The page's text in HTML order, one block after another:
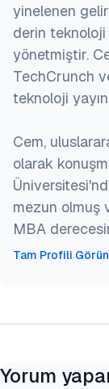
yinelenen
derin
yönetmiştir.
TechCrunch
teknoloji
Cem,
olarak
mezun olmuş
MBA
Tam Profili
Yorum